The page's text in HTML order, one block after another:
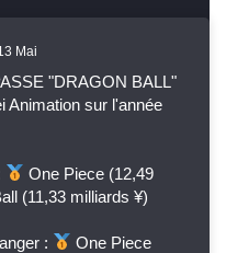
Mai
"DRAGON BALL"
Animation sur l'année
One Piece (12,49
(11,33 milliards ¥)
:
One Piece